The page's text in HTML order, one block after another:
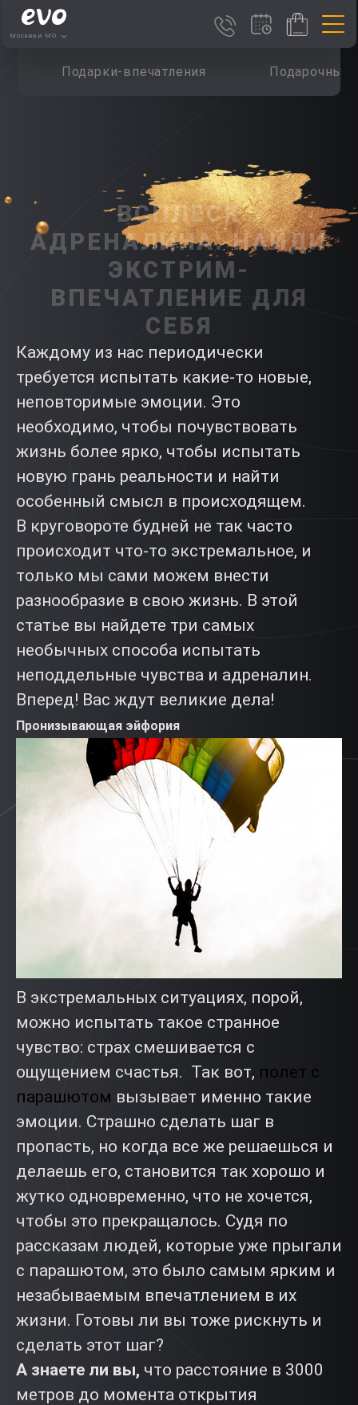
Москва и МО
Подарки-впечатления Подарочные
ВСПЛЕСК
АДРЕНАЛИНА: НАЙДИ
ЭКСТРИМ-
ВПЕЧАТЛЕНИЕ ДЛЯ
СЕБЯ
Каждому из нас периодически
требуется испытать какие-то новые,
неповторимые эмоции. Это
необходимо, чтобы почувствовать
жизнь более ярко, чтобы испытать
новую грань реальности и найти
особенный смысл в происходящем.
В круговороте будней не так часто
происходит что-то экстремальное, и
только мы сами можем внести
разнообразие в свою жизнь. В этой
статье вы найдете три самых
необычных способа испытать
неподдельные чувства и адреналин.
Вперед! Вас ждут великие дела!
Пронизывающая эйфория
В экстремальных ситуациях, порой,
можно испытать такое странное
чувство: страх смешивается с
ощущением счастья. Так вот, полет с
парашютом вызывает именно такие
эмоции. Страшно сделать шаг в
пропасть, но когда все же решаешься и
делаешь его, становится так хорошо и
жутко одновременно, что не хочется,
чтобы это прекращалось. Судя по
рассказам людей, которые уже прыгали
с парашютом, это было самым ярким и
незабываемым впечатлением в их
жизни. Готовы ли вы тоже рискнуть и
сделать этот шаг?
А знаете ли вы, что расстояние в 3000
метров до момента открытия